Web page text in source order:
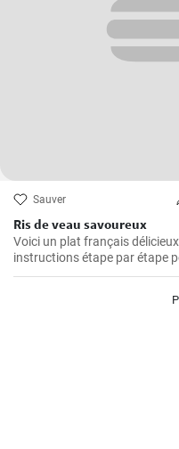
Sauver
Ris de veau savoureux
Voici un plat français
instructions étape par étape
française appréciée pour